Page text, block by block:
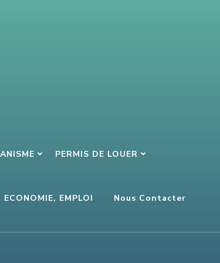
PERMIS DE LOUER
ECONOMIE, EMPLOI Nous Contacter